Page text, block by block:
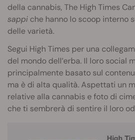
della cannabis, The High Times
sappi che hanno lo scoop interno
delle varietà.
Segui High Times per una
del mondo dell’erba. Il loro social
principalmente basato sul
ma è di alta qualità. Aspettati un
relative alla cannabis e foto di
che ti sembrerà di sentire il loro